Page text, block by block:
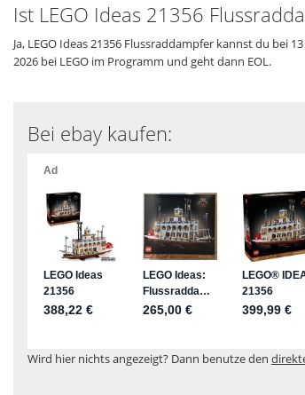
Ist LEGO Ideas 21356
Ja, LEGO Ideas 21356 Flussraddampfer kannst du bei
2026 bei LEGO im Programm und geht dann EOL.
Bei ebay kaufen:
Wird hier nichts angezeigt? Dann benutze den